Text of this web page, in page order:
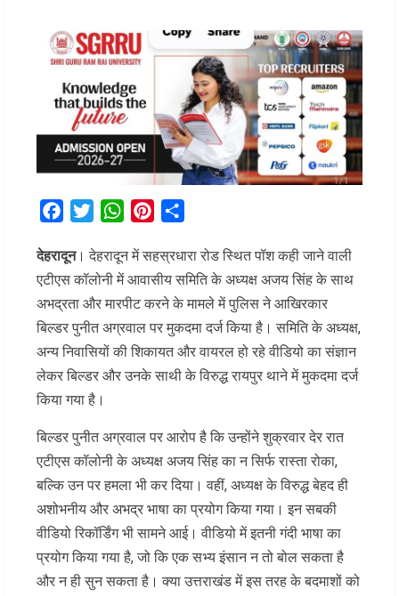
FacebookTwitterWhatsAppPinterest
देहरादून। देहरादून में सहस्रधारा रोड स्थित पॉश कही जाने वाली
एटीएस कॉलोनी में आवासीय समिति के अध्यक्ष अजय सिंह के साथ
अभद्रता और मारपीट करने के मामले में पुलिस ने आखिरकार
बिल्डर पुनीत अग्रवाल पर मुकदमा दर्ज किया है। समिति के अध्यक्ष,
अन्य निवासियों की शिकायत और वायरल हो रहे वीडियो का संज्ञान
लेकर बिल्डर और उनके साथी के विरुद्ध रायपुर थाने में मुकदमा दर्ज
किया गया है।
बिल्डर पुनीत अग्रवाल पर आरोप है कि उन्होंने शुक्रवार देर रात
एटीएस कॉलोनी के अध्यक्ष अजय सिंह का न सिर्फ रास्ता रोका,
बल्कि उन पर हमला भी कर दिया। वहीं, अध्यक्ष के विरुद्ध बेहद ही
अशोभनीय और अभद्र भाषा का प्रयोग किया गया। इन सबकी
वीडियो रिकॉर्डिंग भी सामने आई। वीडियो में इतनी गंदी भाषा का
प्रयोग किया गया है, जो कि एक सभ्य इंसान न तो बोल सकता है
और न ही सुन सकता है। क्या उत्तराखंड में इस तरह के बदमाशों को